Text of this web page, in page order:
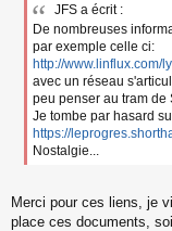
JFS a écrit :
De nombreuses
par exemple celle ci:
http://www.linflux.com/
avec un réseau
peu penser au tram de
Je tombe par hasard
https://
Nostalgie...
Merci pour ces liens, je
place ces documents,